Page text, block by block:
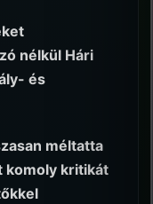
nélkül Hári
és
méltatta
komoly kritikát